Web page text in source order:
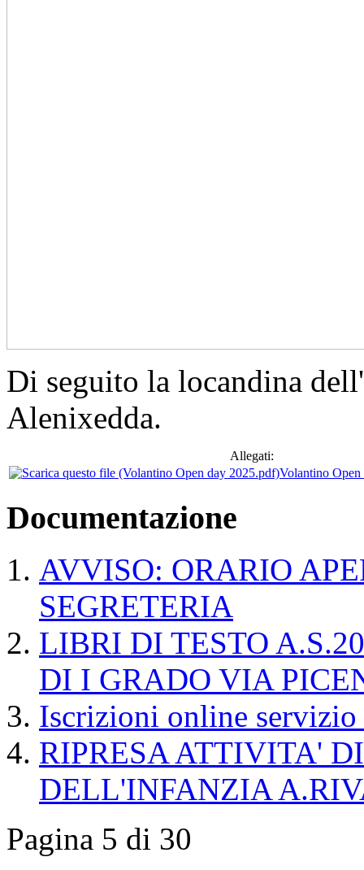
Di seguito la locandina
Alenixedda.
Allegati:
Volantino
Documentazione
AVVISO: ORARIO
SEGRETERIA
LIBRI DI TESTO
DI I GRADO VIA
Iscrizioni online servizio
RIPRESA ATTIVITA'
DELL'INFANZIA
Pagina 5 di 30